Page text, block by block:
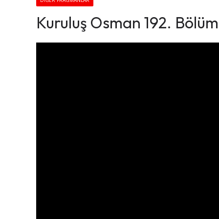
Kuruluş Osman 192.